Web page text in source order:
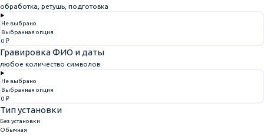
обработка, ретушь, подготовка
Не выбрано
Выбранная опция
0 ₽
Гравировка ФИО и даты
любое количество символов
Не выбрано
Выбранная опция
0 ₽
Тип установки
Без установки
Обычная